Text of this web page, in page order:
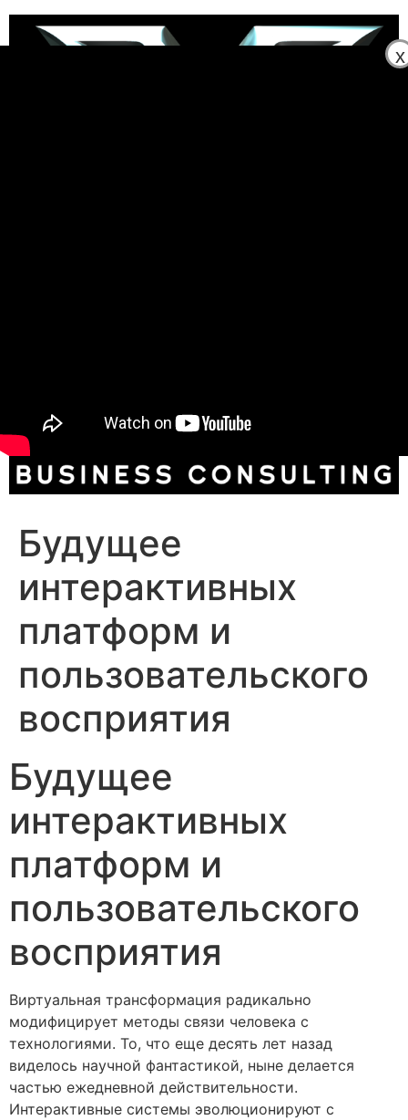
x
ว็บตรงmostbetDeneme Bonusu Veren Güncel Siteler
Skip
Будущее
интерактивных
платформ и
пользовательского
восприятия
Будущее
интерактивных
платформ и
пользовательского
восприятия
Виртуальная трансформация радикально
модифицирует методы связи человека с
технологиями. То, что еще десять лет назад
виделось научной фантастикой, ныне делается
частью ежедневной действительности.
Интерактивные системы эволюционируют с